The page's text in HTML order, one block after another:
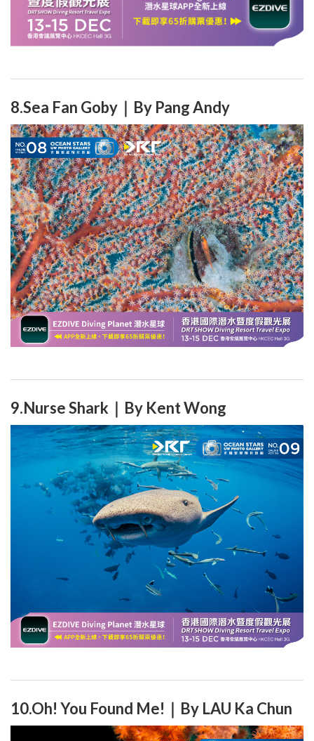
8.Sea Fan Goby｜By Pang Andy
9.Nurse Shark｜By Kent Wong
10.Oh! You Found Me!｜By LAU Ka Chun